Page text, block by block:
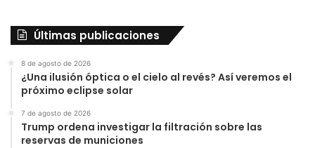
Últimas publicaciones
8 de agosto de 2026
¿Una ilusión óptica o el cielo al revés? Así veremos el
próximo eclipse solar
7 de agosto de 2026
Trump ordena investigar la filtración sobre las
reservas de municiones